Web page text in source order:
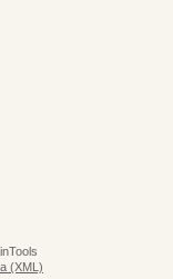
(XML)